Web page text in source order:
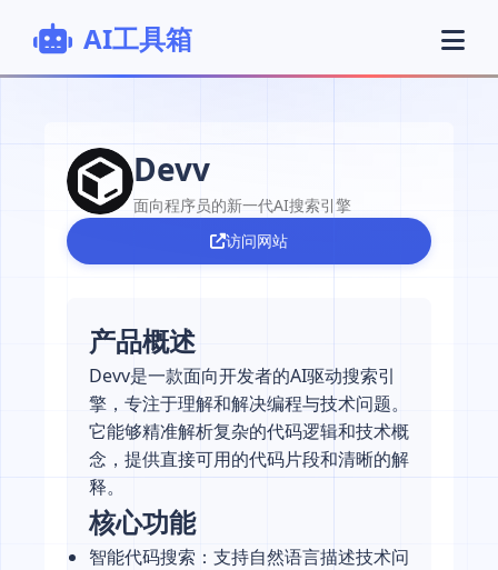
AI工具箱
Devv
面向程序员的新一代AI搜索引擎
访问网站
产品概述
Devv是一款面向开发者的AI驱动搜索引
擎，专注于理解和解决编程与技术问题。
它能够精准解析复杂的代码逻辑和技术概
念，提供直接可用的代码片段和清晰的解
释。
核心功能
智能代码搜索：支持自然语言描述技术问